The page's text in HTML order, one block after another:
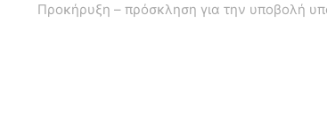
Προκήρυξη – πρόσκληση για την υποβολή